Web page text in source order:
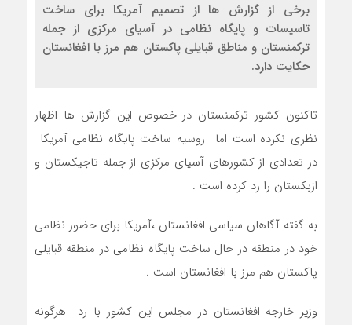
برخی از گزارش ها از تصمیم آمریکا برای ساخت
تاسیسات و پایگاه نظامی در آسیای مرکزی از جمله
ترکمنستان و مناطق قبایلی پاکستان هم مرز با افغانستان
حکایت دارد.
تاکنون کشور ترکمنستان در خصوص این گزارش ها اظهار
نظری نکرده است اما روسیه ساخت پایگاه نظامی آمریکا
در تعدادی از کشورهای آسیای مرکزی از جمله تاجیکستان و
ازبکستان را رد کرده است .
به گفته آگاهان سیاسی افغانستان ،آمریکا برای حضور نظامی
خود در منطقه در حال ساخت پایگاه نظامی در منطقه قبایلی
پاکستان هم مرز با افغانستان است .
وزیر خارجه افغانستان در مجلس این کشور با رد هرگونه